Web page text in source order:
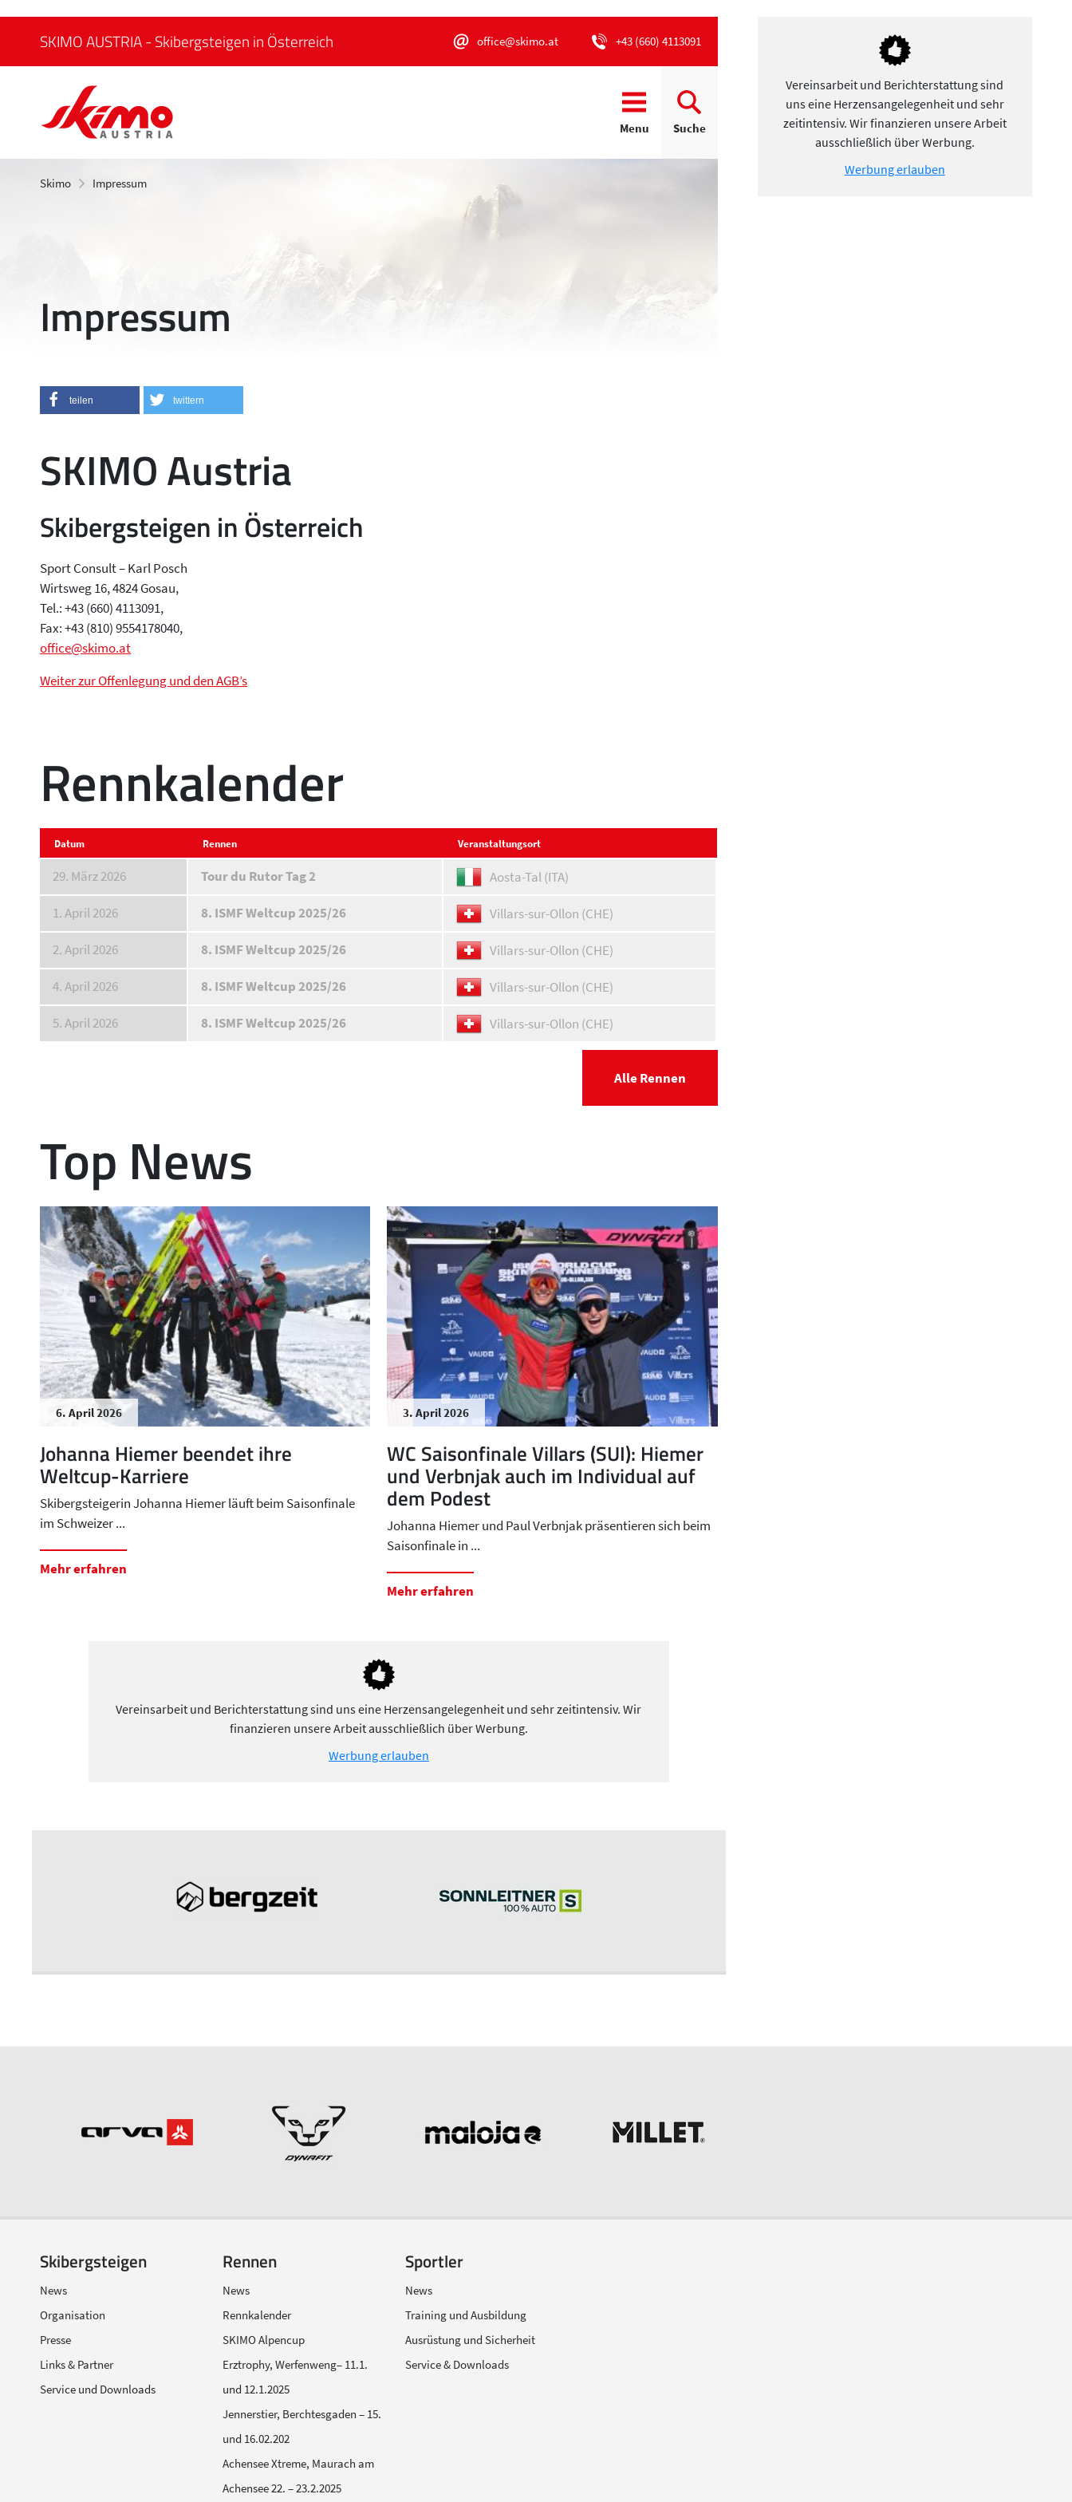
SKIMO AUSTRIA - Skibergsteigen in Österreich office@skimo.at +43 (660) 4113091
Menu Suche
Skimo Impressum
Impressum
teilen twittern
SKIMO Austria
Skibergsteigen in Österreich
Sport Consult – Karl Posch
Wirtsweg 16, 4824 Gosau,
Tel.: +43 (660) 4113091,
Fax: +43 (810) 9554178040,
office@skimo.at
Weiter zur Offenlegung und den AGB’s
Rennkalender
Datum Rennen Veranstaltungsort
29. März 2026 Tour du Rutor Tag 2 Aosta-Tal (ITA)
1. April 2026 8. ISMF Weltcup 2025/26 Villars-sur-Ollon (CHE)
2. April 2026 8. ISMF Weltcup 2025/26 Villars-sur-Ollon (CHE)
4. April 2026 8. ISMF Weltcup 2025/26 Villars-sur-Ollon (CHE)
5. April 2026 8. ISMF Weltcup 2025/26 Villars-sur-Ollon (CHE)
Alle Rennen
Top News
6. April 2026
Johanna Hiemer beendet ihre
Weltcup-Karriere
Skibergsteigerin Johanna Hiemer läuft beim Saisonfinale
im Schweizer ...
Mehr erfahren
3. April 2026
WC Saisonfinale Villars (SUI): Hiemer
und Verbnjak auch im Individual auf
dem Podest
Johanna Hiemer und Paul Verbnjak präsentieren sich beim
Saisonfinale in ...
Mehr erfahren
Vereinsarbeit und Berichterstattung sind uns eine Herzensangelegenheit und sehr zeitintensiv. Wir
finanzieren unsere Arbeit ausschließlich über Werbung.
Werbung erlauben
Vereinsarbeit und Berichterstattung sind
uns eine Herzensangelegenheit und sehr
zeitintensiv. Wir finanzieren unsere Arbeit
ausschließlich über Werbung.
Werbung erlauben
Skibergsteigen
News
Organisation
Presse
Links & Partner
Service und Downloads
Rennen
News
Rennkalender
SKIMO Alpencup
Erztrophy, Werfenweng– 11.1.
und 12.1.2025
Jennerstier, Berchtesgaden – 15.
und 16.02.202
Achensee Xtreme, Maurach am
Achensee 22. – 23.2.2025
Sportler
News
Training und Ausbildung
Ausrüstung und Sicherheit
Service & Downloads